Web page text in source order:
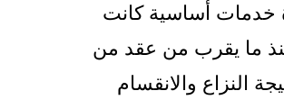
خدمات أساسية كانت
ما يقرب من عقد من
النزاع والانقسام